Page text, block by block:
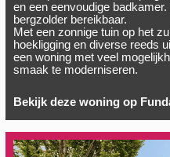
en een eenvoudige
bergzolder bereikbaar.
Met een zonnige tuin op het
hoekligging en diverse reeds
een woning met veel
smaak te moderniseren.
Bekijk deze woning op